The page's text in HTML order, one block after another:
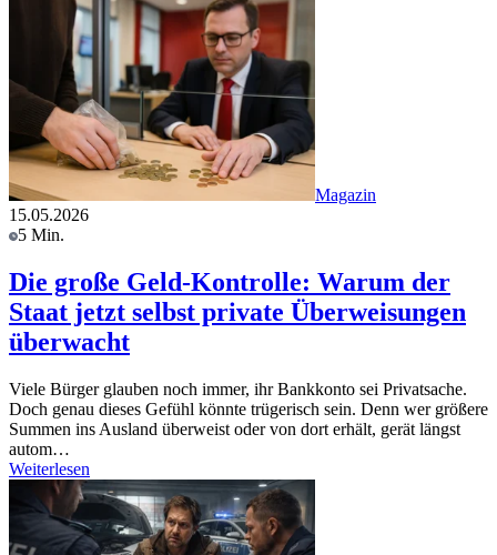
Magazin
15.05.2026
5 Min.
Die große Geld-Kontrolle: Warum der
Staat jetzt selbst private Überweisungen
überwacht
Viele Bürger glauben noch immer, ihr Bankkonto sei Privatsache.
Doch genau dieses Gefühl könnte trügerisch sein. Denn wer größere
Summen ins Ausland überweist oder von dort erhält, gerät längst
autom…
Weiterlesen